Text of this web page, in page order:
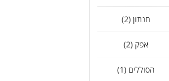
חנתון (2)
אפק (2)
הסוללים (1)